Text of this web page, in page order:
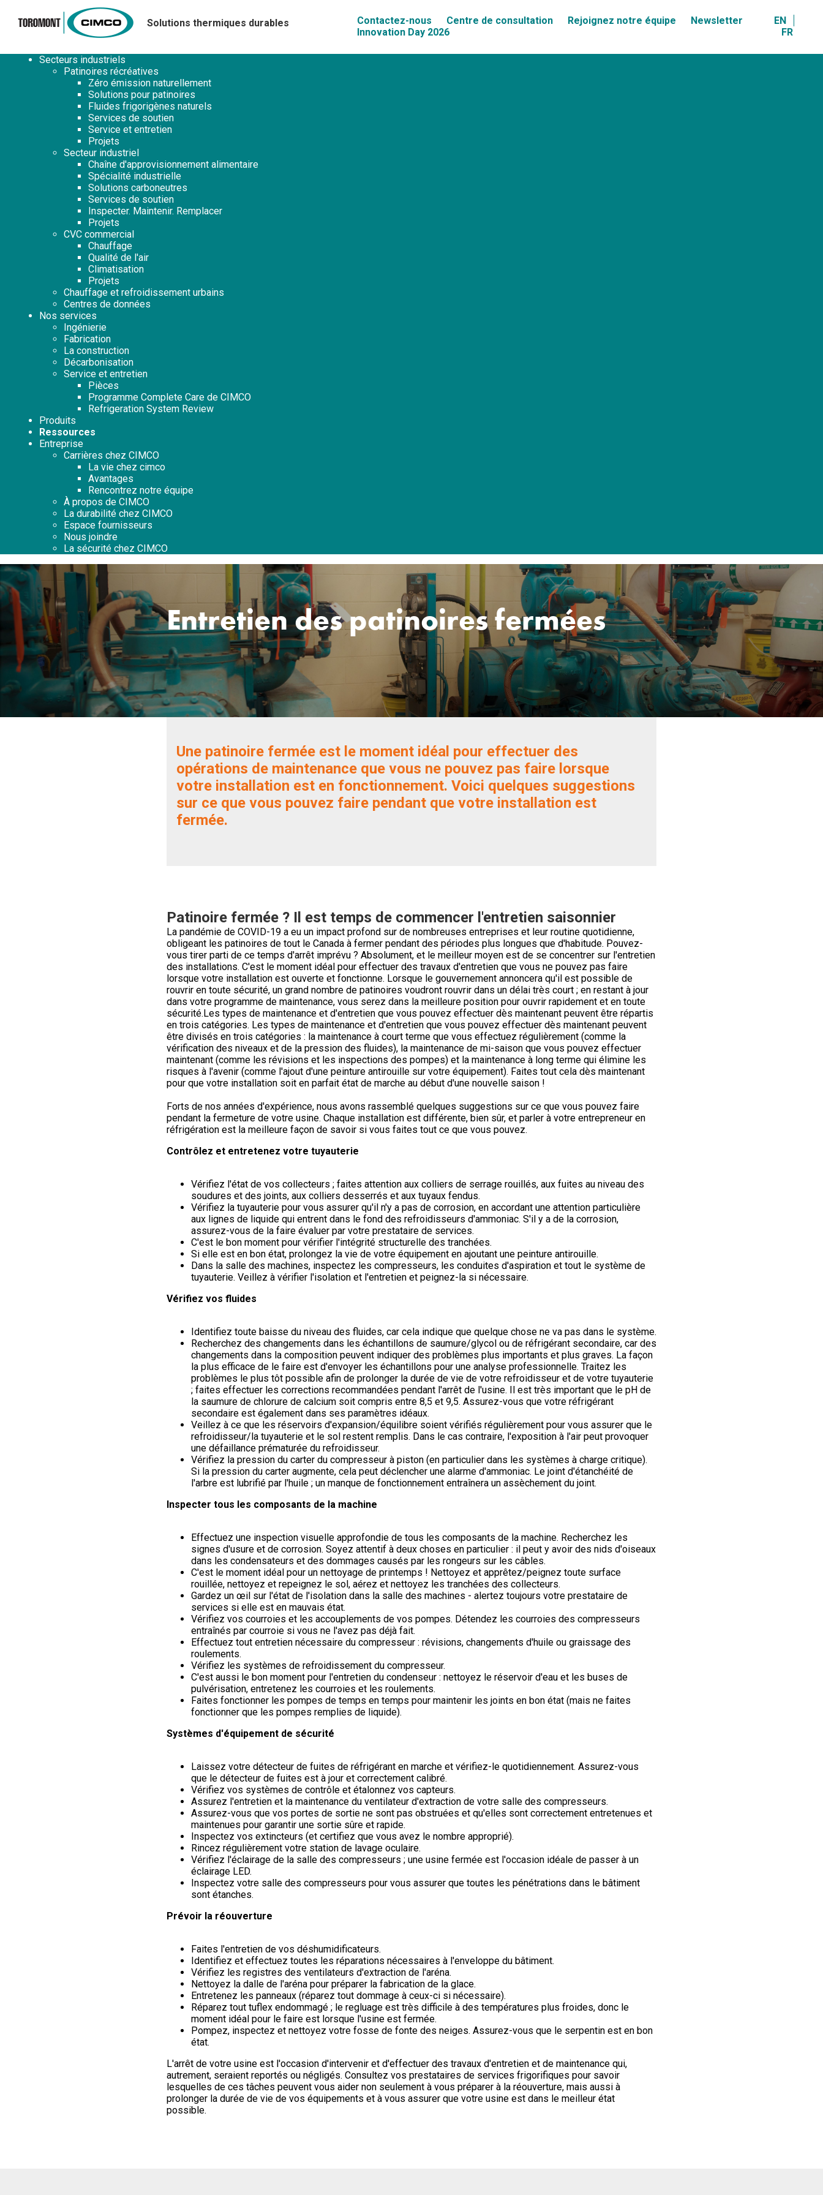
Solutions thermiques durables Contactez-nous Centre de consultation Rejoignez notre équipe
Newsletter
Innovation Day 2026
EN
FR
Secteurs industriels
Patinoires récréatives
Zéro émission naturellement
Solutions pour patinoires
Fluides frigorigènes naturels
Services de soutien
Service et entretien
Projets
Secteur industriel
Chaîne d'approvisionnement alimentaire
Spécialité industrielle
Solutions carboneutres
Services de soutien
Inspecter. Maintenir. Remplacer
Projets
CVC commercial
Chauffage
Qualité de l'air
Climatisation
Projets
Chauffage et refroidissement urbains
Centres de données
Nos services
Ingénierie
Fabrication
La construction
Décarbonisation
Service et entretien
Pièces
Programme Complete Care de CIMCO
Refrigeration System Review
Produits
Ressources
Entreprise
Carrières chez CIMCO
La vie chez cimco
Avantages
Rencontrez notre équipe
À propos de CIMCO
La durabilité chez CIMCO
Espace fournisseurs
Nous joindre
La sécurité chez CIMCO
Entretien des patinoires fermées
Une patinoire fermée est le moment idéal pour effectuer des
opérations de maintenance que vous ne pouvez pas faire lorsque
votre installation est en fonctionnement. Voici quelques suggestions
sur ce que vous pouvez faire pendant que votre installation est
fermée.
Patinoire fermée ? Il est temps de commencer l'entretien saisonnier
La pandémie de COVID-19 a eu un impact profond sur de nombreuses entreprises et leur routine quotidienne,
obligeant les patinoires de tout le Canada à fermer pendant des périodes plus longues que d'habitude. Pouvez-
vous tirer parti de ce temps d'arrêt imprévu ? Absolument, et le meilleur moyen est de se concentrer sur l'entretien
des installations. C'est le moment idéal pour effectuer des travaux d'entretien que vous ne pouvez pas faire
lorsque votre installation est ouverte et fonctionne. Lorsque le gouvernement annoncera qu'il est possible de
rouvrir en toute sécurité, un grand nombre de patinoires voudront rouvrir dans un délai très court ; en restant à jour
dans votre programme de maintenance, vous serez dans la meilleure position pour ouvrir rapidement et en toute
sécurité.Les types de maintenance et d'entretien que vous pouvez effectuer dès maintenant peuvent être répartis
en trois catégories. Les types de maintenance et d'entretien que vous pouvez effectuer dès maintenant peuvent
être divisés en trois catégories : la maintenance à court terme que vous effectuez régulièrement (comme la
vérification des niveaux et de la pression des fluides), la maintenance de mi-saison que vous pouvez effectuer
maintenant (comme les révisions et les inspections des pompes) et la maintenance à long terme qui élimine les
risques à l'avenir (comme l'ajout d'une peinture antirouille sur votre équipement). Faites tout cela dès maintenant
pour que votre installation soit en parfait état de marche au début d'une nouvelle saison !
Forts de nos années d'expérience, nous avons rassemblé quelques suggestions sur ce que vous pouvez faire
pendant la fermeture de votre usine. Chaque installation est différente, bien sûr, et parler à votre entrepreneur en
réfrigération est la meilleure façon de savoir si vous faites tout ce que vous pouvez.
Contrôlez et entretenez votre tuyauterie
Vérifiez l'état de vos collecteurs ; faites attention aux colliers de serrage rouillés, aux fuites au niveau des
soudures et des joints, aux colliers desserrés et aux tuyaux fendus.
Vérifiez la tuyauterie pour vous assurer qu'il n'y a pas de corrosion, en accordant une attention particulière
aux lignes de liquide qui entrent dans le fond des refroidisseurs d'ammoniac. S'il y a de la corrosion,
assurez-vous de la faire évaluer par votre prestataire de services.
C'est le bon moment pour vérifier l'intégrité structurelle des tranchées.
Si elle est en bon état, prolongez la vie de votre équipement en ajoutant une peinture antirouille.
Dans la salle des machines, inspectez les compresseurs, les conduites d'aspiration et tout le système de
tuyauterie. Veillez à vérifier l'isolation et l'entretien et peignez-la si nécessaire.
Vérifiez vos fluides
Identifiez toute baisse du niveau des fluides, car cela indique que quelque chose ne va pas dans le système.
Recherchez des changements dans les échantillons de saumure/glycol ou de réfrigérant secondaire, car des
changements dans la composition peuvent indiquer des problèmes plus importants et plus graves. La façon
la plus efficace de le faire est d'envoyer les échantillons pour une analyse professionnelle. Traitez les
problèmes le plus tôt possible afin de prolonger la durée de vie de votre refroidisseur et de votre tuyauterie
; faites effectuer les corrections recommandées pendant l'arrêt de l'usine. Il est très important que le pH de
la saumure de chlorure de calcium soit compris entre 8,5 et 9,5. Assurez-vous que votre réfrigérant
secondaire est également dans ses paramètres idéaux.
Veillez à ce que les réservoirs d'expansion/équilibre soient vérifiés régulièrement pour vous assurer que le
refroidisseur/la tuyauterie et le sol restent remplis. Dans le cas contraire, l'exposition à l'air peut provoquer
une défaillance prématurée du refroidisseur.
Vérifiez la pression du carter du compresseur à piston (en particulier dans les systèmes à charge critique).
Si la pression du carter augmente, cela peut déclencher une alarme d'ammoniac. Le joint d'étanchéité de
l'arbre est lubrifié par l'huile ; un manque de fonctionnement entraînera un assèchement du joint.
Inspecter tous les composants de la machine
Effectuez une inspection visuelle approfondie de tous les composants de la machine. Recherchez les
signes d'usure et de corrosion. Soyez attentif à deux choses en particulier : il peut y avoir des nids d'oiseaux
dans les condensateurs et des dommages causés par les rongeurs sur les câbles.
C'est le moment idéal pour un nettoyage de printemps ! Nettoyez et apprêtez/peignez toute surface
rouillée, nettoyez et repeignez le sol, aérez et nettoyez les tranchées des collecteurs.
Gardez un œil sur l'état de l'isolation dans la salle des machines - alertez toujours votre prestataire de
services si elle est en mauvais état.
Vérifiez vos courroies et les accouplements de vos pompes. Détendez les courroies des compresseurs
entraînés par courroie si vous ne l'avez pas déjà fait.
Effectuez tout entretien nécessaire du compresseur : révisions, changements d'huile ou graissage des
roulements.
Vérifiez les systèmes de refroidissement du compresseur.
C'est aussi le bon moment pour l'entretien du condenseur : nettoyez le réservoir d'eau et les buses de
pulvérisation, entretenez les courroies et les roulements.
Faites fonctionner les pompes de temps en temps pour maintenir les joints en bon état (mais ne faites
fonctionner que les pompes remplies de liquide).
Systèmes d'équipement de sécurité
Laissez votre détecteur de fuites de réfrigérant en marche et vérifiez-le quotidiennement. Assurez-vous
que le détecteur de fuites est à jour et correctement calibré.
Vérifiez vos systèmes de contrôle et étalonnez vos capteurs.
Assurez l'entretien et la maintenance du ventilateur d'extraction de votre salle des compresseurs.
Assurez-vous que vos portes de sortie ne sont pas obstruées et qu'elles sont correctement entretenues et
maintenues pour garantir une sortie sûre et rapide.
Inspectez vos extincteurs (et certifiez que vous avez le nombre approprié).
Rincez régulièrement votre station de lavage oculaire.
Vérifiez l'éclairage de la salle des compresseurs ; une usine fermée est l'occasion idéale de passer à un
éclairage LED.
Inspectez votre salle des compresseurs pour vous assurer que toutes les pénétrations dans le bâtiment
sont étanches.
Prévoir la réouverture
Faites l'entretien de vos déshumidificateurs.
Identifiez et effectuez toutes les réparations nécessaires à l'enveloppe du bâtiment.
Vérifiez les registres des ventilateurs d'extraction de l'aréna.
Nettoyez la dalle de l'aréna pour préparer la fabrication de la glace.
Entretenez les panneaux (réparez tout dommage à ceux-ci si nécessaire).
Réparez tout tuflex endommagé ; le regluage est très difficile à des températures plus froides, donc le
moment idéal pour le faire est lorsque l'usine est fermée.
Pompez, inspectez et nettoyez votre fosse de fonte des neiges. Assurez-vous que le serpentin est en bon
état.
L'arrêt de votre usine est l'occasion d'intervenir et d'effectuer des travaux d'entretien et de maintenance qui,
autrement, seraient reportés ou négligés. Consultez vos prestataires de services frigorifiques pour savoir
lesquelles de ces tâches peuvent vous aider non seulement à vous préparer à la réouverture, mais aussi à
prolonger la durée de vie de vos équipements et à vous assurer que votre usine est dans le meilleur état
possible.